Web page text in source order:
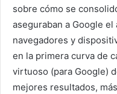
sobre cómo se
aseguraban a Google
navegadores y
en la primera curva de
virtuoso (para Google)
mejores resultados,